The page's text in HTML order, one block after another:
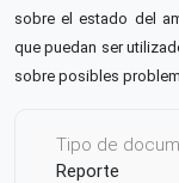
sobre el estado del
que puedan ser
sobre posibles
Tipo de
Reporte